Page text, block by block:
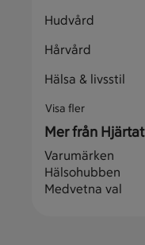
Hudvård
Hårvård
Hälsa & livsstil
Visa fler
Mer från Hjärtat
Varumärken
Hälsohubben
Medvetna val